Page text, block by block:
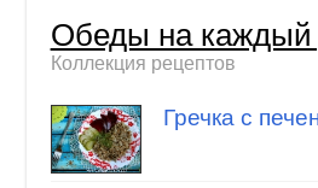
Обеды на каждый
Коллекция рецептов
Гречка с